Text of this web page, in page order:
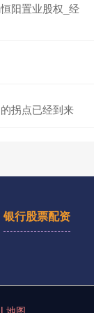
阳置业股权_经
拐点已经到来
银行股票配资